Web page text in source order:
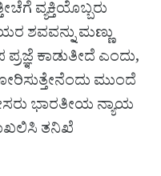
ವ್ಯಕ್ತಿಯೊಬ್ಬರು
ಶವವನ್ನು ಮಣ್ಣು
ಕಾಡುತೀದೆ ಎಂದು,
ಮುಂದೆ
ಭಾರತೀಯ ನ್ಯಾಯ
ತನಿಖೆ